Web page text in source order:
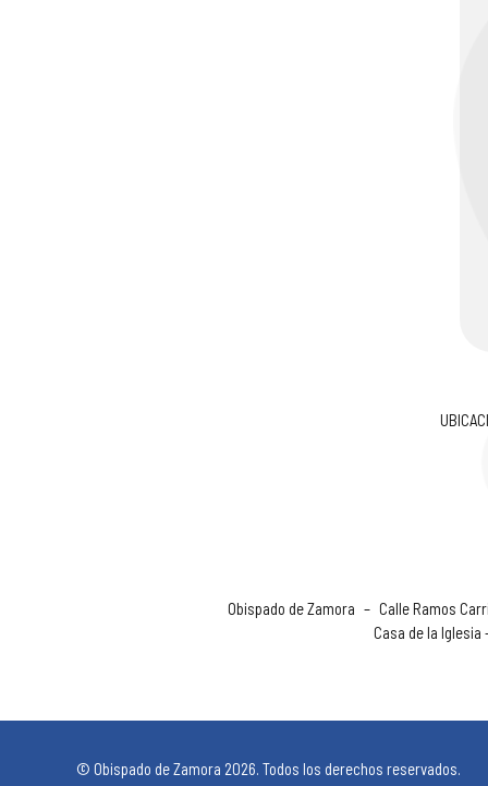
Obispado de Zamora – Calle Ramos
Casa de la Iglesia
© Obispado de Zamora 2026. Todos los derechos reservados.